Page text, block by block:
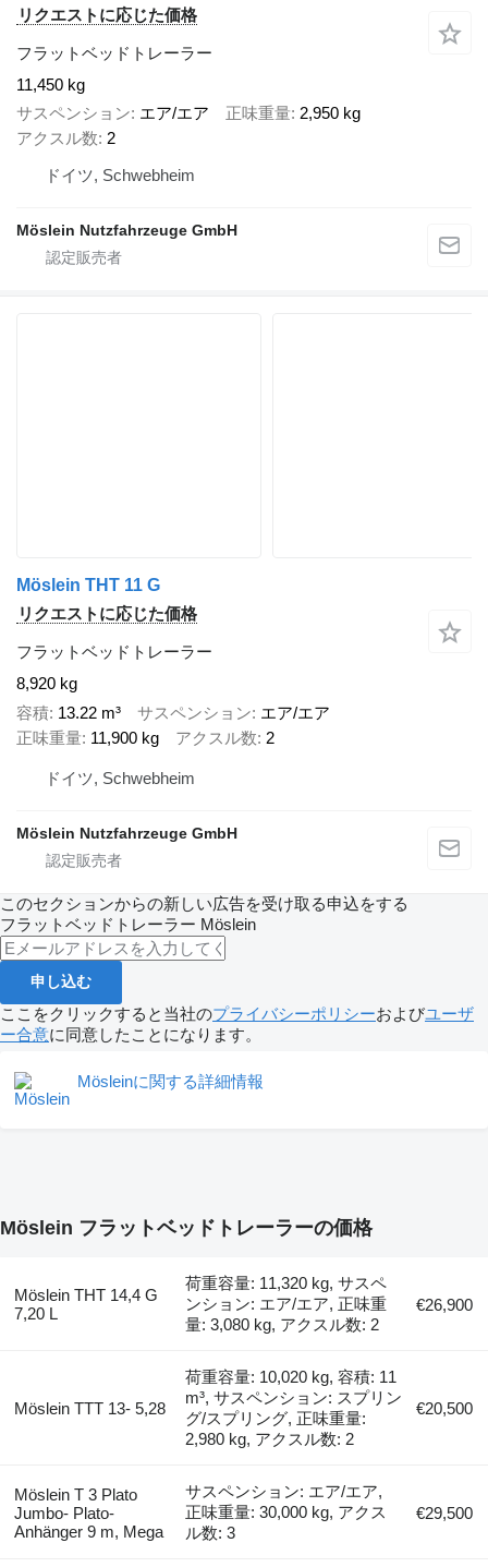
リクエストに応じた価格
フラットベッドトレーラー
11,450 kg
サスペンション エア/エア 正味重量 2,950 kg
アクスル数 2
ドイツ, Schwebheim
Möslein Nutzfahrzeuge GmbH
Möslein THT 11 G
リクエストに応じた価格
フラットベッドトレーラー
8,920 kg
容積 13.22 m³ サスペンション エア/エア
正味重量 11,900 kg アクスル数 2
ドイツ, Schwebheim
Möslein Nutzfahrzeuge GmbH
このセクションからの新しい広告を受け取る申込をする
フラットベッドトレーラー Möslein
申し込む
ここをクリックすると当社のプライバシーポリシーおよびユーザ
ー合意に同意したことになります。
Mösleinに関する詳細情報
Möslein フラットベッドトレーラーの価格
Möslein THT 14,4 G
7,20 L
荷重容量: 11,320 kg, サスペ
ンション: エア/エア, 正味重
量: 3,080 kg, アクスル数: 2
€26,900
Möslein TTT 13- 5,28
荷重容量: 10,020 kg, 容積: 11
m³, サスペンション: スプリン
グ/スプリング, 正味重量:
2,980 kg, アクスル数: 2
€20,500
Möslein T 3 Plato
Jumbo- Plato-
Anhänger 9 m, Mega
サスペンション: エア/エア,
正味重量: 30,000 kg, アクス
ル数: 3
€29,500